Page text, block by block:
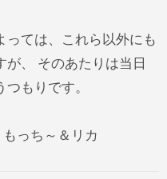
っては、これら以外にも
、 そのあたりは当日
もりです。
っち～＆リカ